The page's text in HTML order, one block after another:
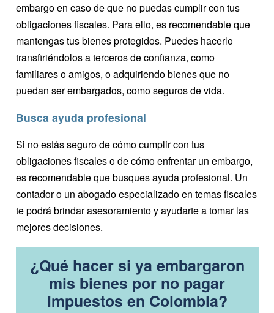
embargo en caso de que no puedas cumplir con tus
obligaciones fiscales. Para ello, es recomendable que
mantengas tus bienes protegidos. Puedes hacerlo
transfiriéndolos a terceros de confianza, como
familiares o amigos, o adquiriendo bienes que no
puedan ser embargados, como seguros de vida.
Busca ayuda profesional
Si no estás seguro de cómo cumplir con tus
obligaciones fiscales o de cómo enfrentar un embargo,
es recomendable que busques ayuda profesional. Un
contador o un abogado especializado en temas fiscales
te podrá brindar asesoramiento y ayudarte a tomar las
mejores decisiones.
¿Qué hacer si ya embargaron
mis bienes por no pagar
impuestos en Colombia?